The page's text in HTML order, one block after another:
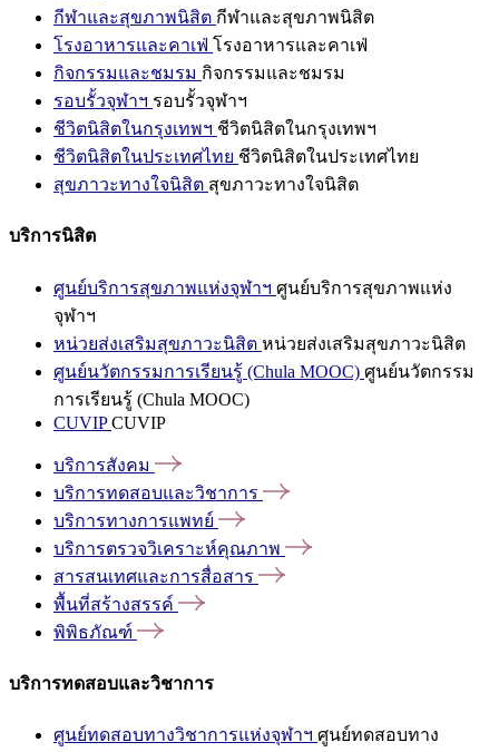
กีฬาและสุขภาพนิสิต กีฬาและสุขภาพนิสิต
โรงอาหารและคาเฟ่ โรงอาหารและคาเฟ่
กิจกรรมและชมรม กิจกรรมและชมรม
รอบรั้วจุฬาฯ รอบรั้วจุฬาฯ
ชีวิตนิสิตในกรุงเทพฯ ชีวิตนิสิตในกรุงเทพฯ
ชีวิตนิสิตในประเทศไทย ชีวิตนิสิตในประเทศไทย
สุขภาวะทางใจนิสิต สุขภาวะทางใจนิสิต
บริการนิสิต
ศูนย์บริการสุขภาพแห่งจุฬาฯ ศูนย์บริการสุขภาพแห่ง
จุฬาฯ
หน่วยส่งเสริมสุขภาวะนิสิต หน่วยส่งเสริมสุขภาวะนิสิต
ศูนย์นวัตกรรมการเรียนรู้ (Chula MOOC) ศูนย์นวัตกรรม
การเรียนรู้ (Chula MOOC)
CUVIPCUVIP
บริการสังคม
บริการทดสอบและวิชาการ
บริการทางการแพทย์
บริการตรวจวิเคราะห์คุณภาพ
สารสนเทศและการสื่อสาร
พื้นที่สร้างสรรค์
พิพิธภัณฑ์
บริการทดสอบและวิชาการ
ศูนย์ทดสอบทางวิชาการแห่งจุฬาฯ ศูนย์ทดสอบทาง